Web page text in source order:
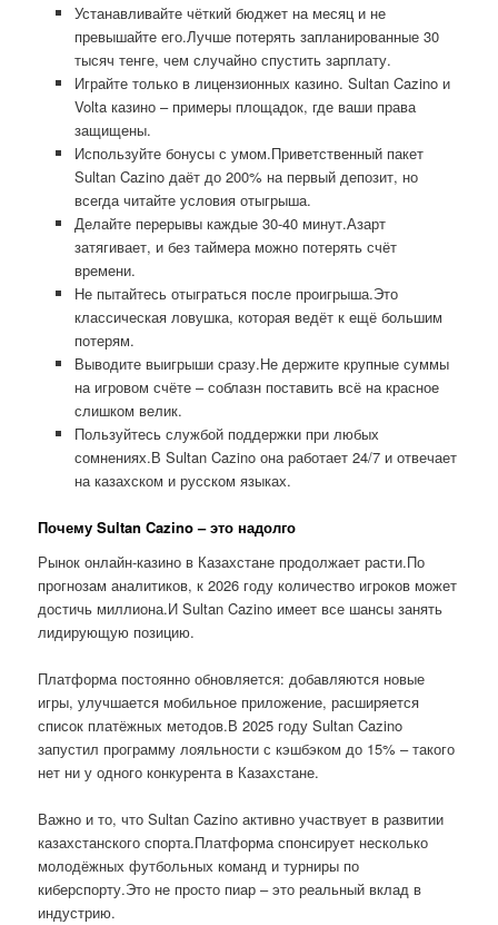
Устанавливайте чёткий бюджет на месяц и не
превышайте его.Лучше потерять запланированные 30
тысяч тенге, чем случайно спустить зарплату.
Играйте только в лицензионных казино. Sultan Cazino и
Volta казино – примеры площадок, где ваши права
защищены.
Используйте бонусы с умом.Приветственный пакет
Sultan Cazino даёт до 200% на первый депозит, но
всегда читайте условия отыгрыша.
Делайте перерывы каждые 30-40 минут.Азарт
затягивает, и без таймера можно потерять счёт
времени.
Не пытайтесь отыграться после проигрыша.Это
классическая ловушка, которая ведёт к ещё большим
потерям.
Выводите выигрыши сразу.Не держите крупные суммы
на игровом счёте – соблазн поставить всё на красное
слишком велик.
Пользуйтесь службой поддержки при любых
сомнениях.В Sultan Cazino она работает 24/7 и отвечает
на казахском и русском языках.
Почему Sultan Cazino – это надолго
Рынок онлайн-казино в Казахстане продолжает расти.По
прогнозам аналитиков, к 2026 году количество игроков может
достичь миллиона.И Sultan Cazino имеет все шансы занять
лидирующую позицию.
Платформа постоянно обновляется: добавляются новые
игры, улучшается мобильное приложение, расширяется
список платёжных методов.В 2025 году Sultan Cazino
запустил программу лояльности с кэшбэком до 15% – такого
нет ни у одного конкурента в Казахстане.
Важно и то, что Sultan Cazino активно участвует в развитии
казахстанского спорта.Платформа спонсирует несколько
молодёжных футбольных команд и турниры по
киберспорту.Это не просто пиар – это реальный вклад в
индустрию.